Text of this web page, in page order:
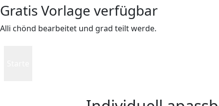
Gratis Vorlage verfügbar
Alli chönd bearbeitet und grad teilt werde.